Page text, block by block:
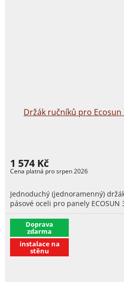
Držák ručníků pro Ecosun
1 574 Kč
Jednoduchý (jednoramenný)
pásové oceli pro panely ECOSUN
​Doprava
zdarma
instalace na
stěnu